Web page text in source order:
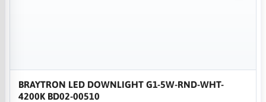
BRAYTRON LED DOWNLIGHT G1-5W-RND-WHT-
4200K BD02-00510